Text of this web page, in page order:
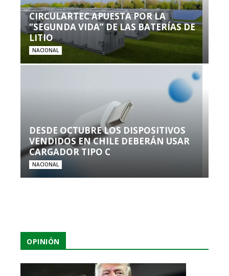
CIRCULARTEC APUESTA POR LA
“SEGUNDA VIDA” DE LAS BATERÍAS DE
LITIO
NACIONAL
DESDE OCTUBRE LOS DISPOSITIVOS
VENDIDOS EN CHILE DEBERÁN USAR
CARGADOR TIPO C
NACIONAL
OPINIÓN